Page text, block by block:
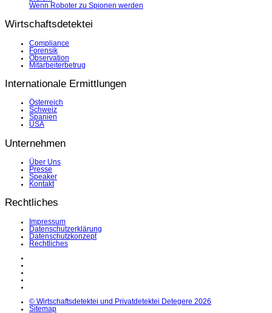
Wenn Roboter zu Spionen werden
Wirtschaftsdetektei
Compliance
Forensik
Observation
Mitarbeiterbetrug
Internationale Ermittlungen
Österreich
Schweiz
Spanien
USA
Unternehmen
Über Uns
Presse
Speaker
Kontakt
Rechtliches
Impressum
Datenschutzerklärung
Datenschutzkonzept
Rechtliches
© Wirtschaftsdetektei und Privatdetektei Detegere 2026
Sitemap